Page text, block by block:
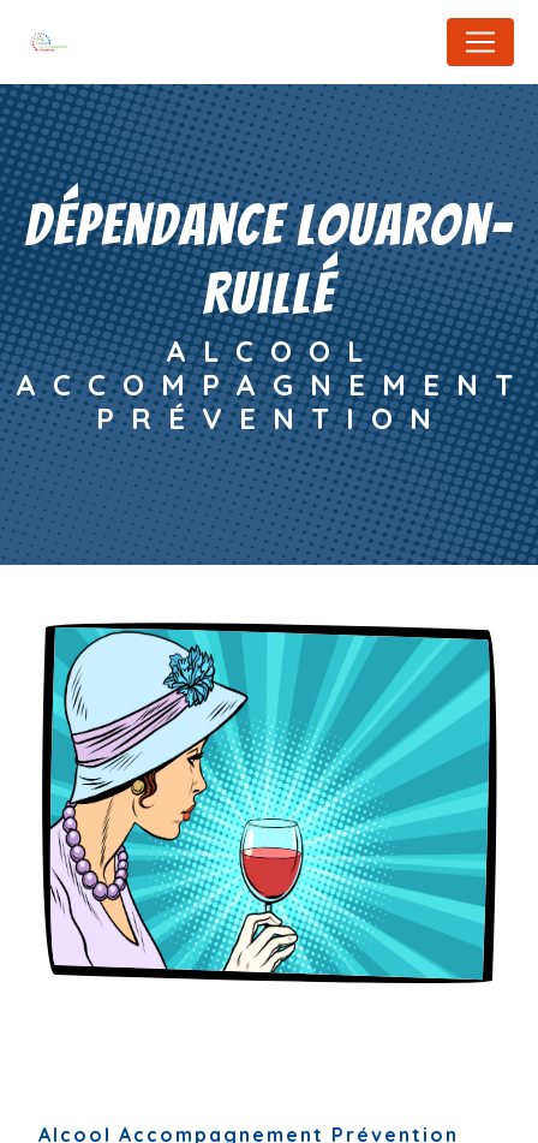
dépendance Louaron-
Ruillé
ALCOOL
ACCOMPAGNEMENT
PRÉVENTION
Alcool Accompagnement Prévention